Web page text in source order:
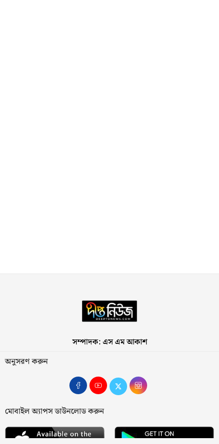
সম্পাদক: এস এম আকাশ
অনুসরণ করুন
মোবাইল অ্যাপস ডাউনলোড করুন